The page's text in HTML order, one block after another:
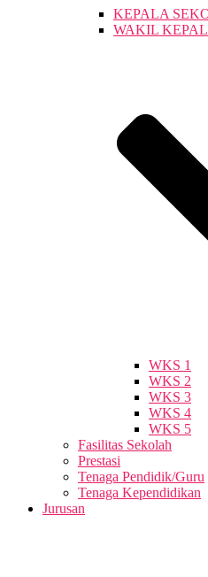
KEPALA
WAKIL
WKS 1
WKS 2
WKS 3
WKS 4
WKS 5
Fasilitas Sekolah
Prestasi
Tenaga Pendidik/Guru
Tenaga Kependidikan
Jurusan